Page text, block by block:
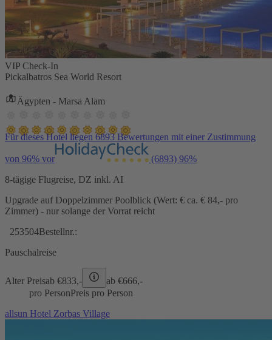
VIP Check-In
Pickalbatros Sea World Resort
Ägypten - Marsa Alam
Für dieses Hotel liegen 6893 Bewertungen mit einer Zustimmung
von 96% vor (6893) 96%
8-tägige Flugreise, DZ inkl. AI
Upgrade auf Doppelzimmer Poolblick (Wert: € ca. € 84,- pro
Zimmer) - nur solange der Vorrat reicht
253504Bestellnr.:
Pauschalreise
Alter Preisab €833,- ab €666,-
pro PersonPreis pro Person
allsun Hotel Zorbas Village